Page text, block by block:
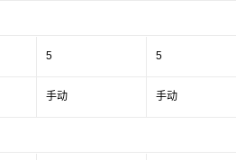
5 5
手动 手动